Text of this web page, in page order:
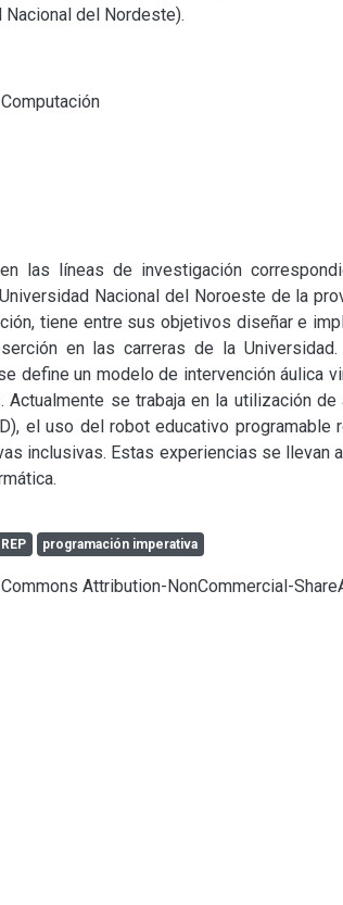
Nacional del Nordeste).
las líneas de investigación
Nacional del Noroeste de la
tiene entre sus objetivos diseñar e
en las carreras de la Universidad.
define un modelo de intervención áulica
se trabaja en la utilización de
el uso del robot educativo programable
inclusivas. Estas experiencias se llevan a
REP programación imperativa
Attribution-NonCommercial-